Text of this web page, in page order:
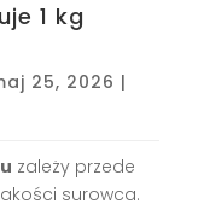
1 kg
25, 2026 |
zależy przede
surowca.